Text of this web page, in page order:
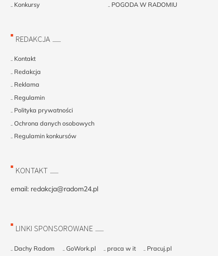
Konkursy
POGODA W RADOMIU
REDAKCJA
Kontakt
Redakcja
Reklama
Regulamin
Polityka prywatności
Ochrona danych osobowych
Regulamin konkursów
KONTAKT
email: redakcja@radom24.pl
LINKI SPONSOROWANE
Dachy Radom GoWork.pl praca w it Pracuj.pl